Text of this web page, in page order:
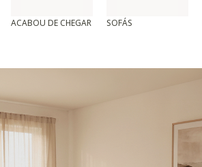
ACABOU DE CHEGAR SOFÁS